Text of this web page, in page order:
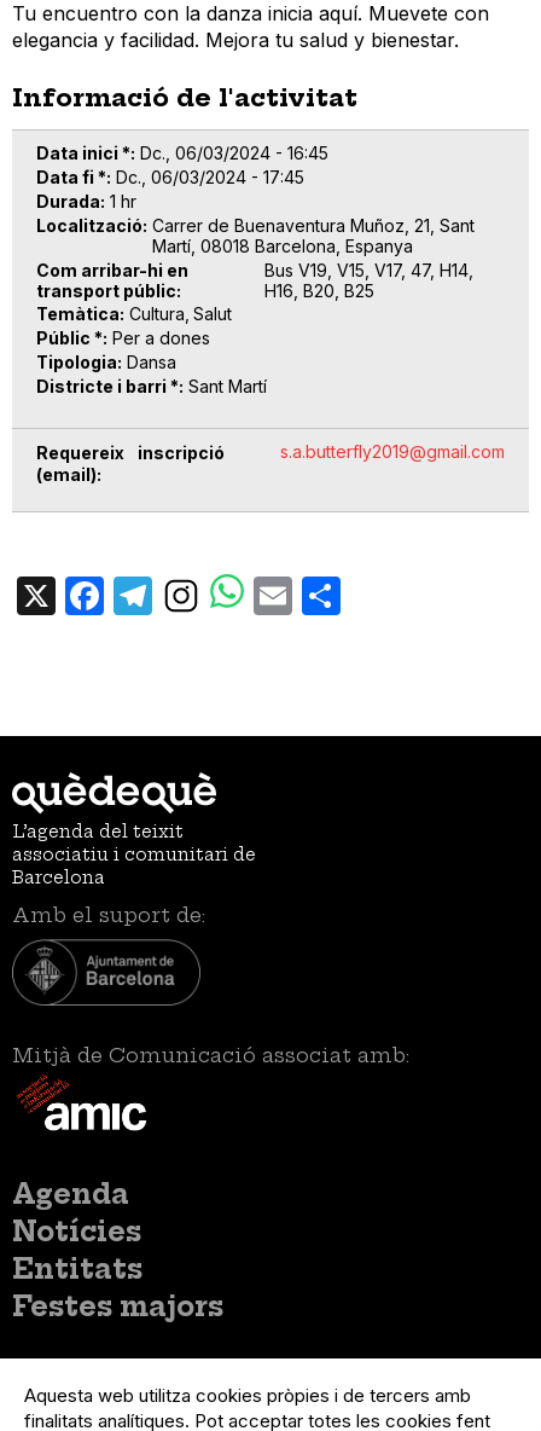
Tu encuentro con la danza inicia aquí. Muevete con
elegancia y facilidad. Mejora tu salud y bienestar.
Informació de l'activitat
Data inici * Dc., 06/03/2024 - 16:45
Data fi * Dc., 06/03/2024 - 17:45
Durada 1 hr
Localització Carrer de Buenaventura Muñoz, 21, Sant
Martí, 08018 Barcelona, Espanya
Com arribar-hi en
transport públic
Bus V19, V15, V17, 47, H14,
H16, B20, B25
Temàtica Cultura Salut
Públic * Per a dones
Tipologia Dansa
Districte i barri * Sant Martí
Requereix inscripció
(email)
s.a.butterfly2019@gmail.com
X Facebook
TelegramEmail
L’agenda del teixit
associatiu i comunitari de
Barcelona
Amb el suport de:
Mitjà de Comunicació associat amb:
Menú
principal
Agenda
Notícies
Entitats
Festes majors
del
compte
Menú
Registre organització
Aquesta web utilitza cookies pròpies i de tercers amb
finalitats analítiques. Pot acceptar totes les cookies fent